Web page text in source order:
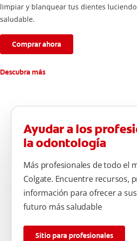
limpiar y blanquear tus dientes
saludable.
Comprar ahora
Descubra más
Ayudar a los
la odontología
Más profesionales de todo el
Colgate. Encuentre recursos,
información para ofrecer a
futuro más saludable
Sitio para profesionales